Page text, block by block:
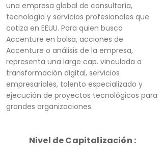
una empresa global de consultoría,
tecnología y servicios profesionales que
cotiza en EEUU. Para quien busca
Accenture en bolsa, acciones de
Accenture o análisis de la empresa,
representa una large cap. vinculada a
transformación digital, servicios
empresariales, talento especializado y
ejecución de proyectos tecnológicos para
grandes organizaciones.
Nivel de Capitalización :